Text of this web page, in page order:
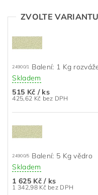
ZVOLTE VARIANTU
24900/1
Balení: 1 Kg
Skladem
515 Kč / ks
425,62 Kč bez DPH
24900/5 Balení: 5 Kg vědro
Skladem
1 625 Kč/ ks
1 342,98 Kč bez DPH